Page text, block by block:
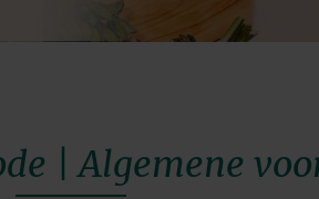
| Algemene